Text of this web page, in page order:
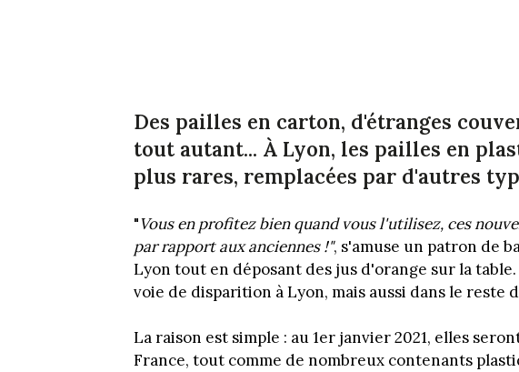
Des pailles en carton, d'étranges
tout autant... À Lyon, les pailles en
plus rares, remplacées par d'autres
"Vous en profitez bien quand vous l'utilisez, ces
par rapport aux anciennes !", s'amuse un patron de
Lyon tout en déposant des jus d'orange sur la
voie de disparition à Lyon, mais aussi dans le reste
La raison est simple : au 1er janvier 2021, elles
France, tout comme de nombreux contenants